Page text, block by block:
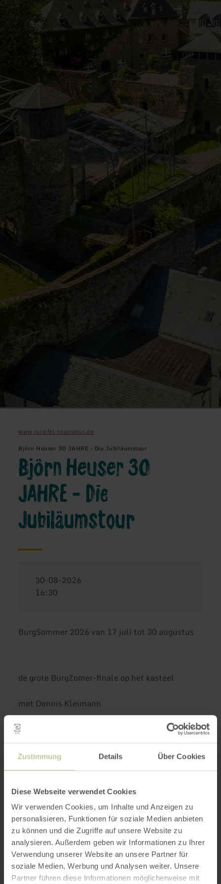
Zustimmung Details Über Cookies
Diese Webseite verwendet Cookies
Wir verwenden Cookies, um Inhalte und Anzeigen zu
personalisieren, Funktionen für soziale Medien anbieten
zu können und die Zugriffe auf unsere Website zu
analysieren. Außerdem geben wir Informationen zu Ihrer
Verwendung unserer Website an unsere Partner für
soziale Medien, Werbung und Analysen weiter. Unsere
Partner führen diese Informationen möglicherweise mit
www.rureifel-tourismus.de
Björn Heuser 30 JAHRE - Die Jubiläumstour
Björn Heuser 30
JAHRE - Die
Jubiläumstour
30-08-2026
16:30
BurgSommer 2026 van 17 juli tot 30 augustus
de grote BurgZomer-finale op het kasteel
met Dennis Kleimann
Ingang vanaf 16:30 uur
Start: 18:00 - 21:30 uur
Plaats: Kasteel Monschau
Tickets & Programma
www.eventim.de
www.kölnticket.de
www.ticket-regional.de
info@monschau-festival.de
Parkeermogelijkheden